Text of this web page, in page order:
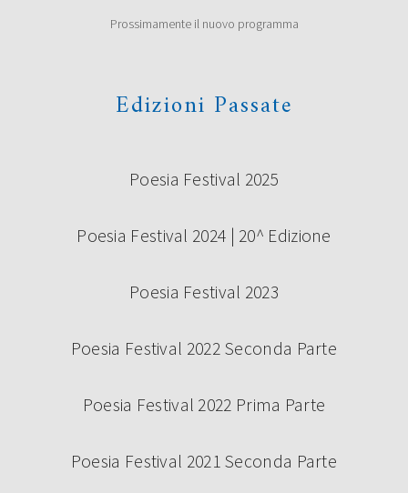
Prossimamente il nuovo programma
Edizioni Passate
Poesia Festival 2025
Poesia Festival 2024 | 20^ Edizione
Poesia Festival 2023
Poesia Festival 2022 Seconda Parte
Poesia Festival 2022 Prima Parte
Poesia Festival 2021 Seconda Parte